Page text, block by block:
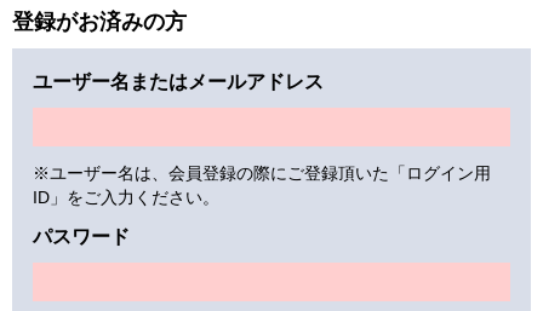
登録がお済みの方
ユーザー名またはメールアドレス
※ユーザー名は、会員登録の際にご登録頂いた「ログイン用
ID」をご入力ください。
パスワード